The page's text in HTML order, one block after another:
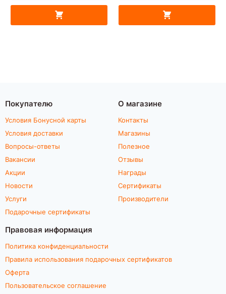
Покупателю
Условия Бонусной карты
Условия доставки
Вопросы-ответы
Вакансии
Акции
Новости
Услуги
Подарочные сертификаты
О магазине
Контакты
Магазины
Полезное
Отзывы
Награды
Сертификаты
Производители
Правовая информация
Политика конфиденциальности
Правила использования подарочных сертификатов
Оферта
Пользовательское соглашение